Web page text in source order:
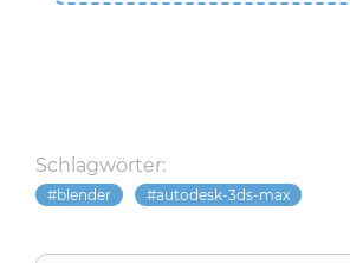
Schlagwörter:
blender autodesk-3ds-max